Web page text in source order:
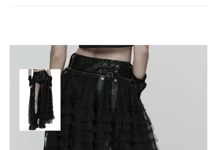
Punk Rave Shorts mit
Überrock Evernight
Versand
Lieferzeit: ca. 1-2 Tage DE, ca. 3-4 Tage EU